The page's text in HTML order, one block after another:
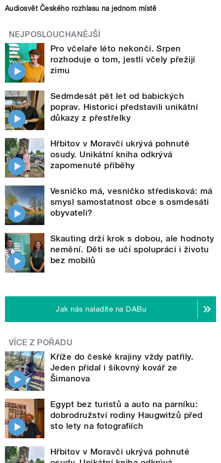
Audiosvět Českého rozhlasu na jednom místě
NEJPOSLOUCHANĚJŠÍ
Pro včelaře léto nekončí. Srpen
rozhoduje o tom, jestli včely přežijí
zimu
Sedmdesát pět let od babických
poprav. Historici představili unikátní
důkazy z přestřelky
Hřbitov v Moravči ukrývá pohnuté
osudy. Unikátní kniha odkrývá
zapomenuté příběhy
Vesničko má, vesničko středisková: má
smysl samostatnost obce s osmdesáti
obyvateli?
Skauting drží krok s dobou, ale hodnoty
nemění. Děti se učí spolupráci i životu
bez mobilů
Jak nás naladíte na DABu
VÍCE Z POŘADU
Kříže do české krajiny vždy patřily.
Jeden přidal i šikovný kovář ze
Šimanova
Egypt bez turistů a auto na parníku:
dobrodružství rodiny Haugwitzů před
sto lety na fotografiích
Hřbitov v Moravči ukrývá pohnuté